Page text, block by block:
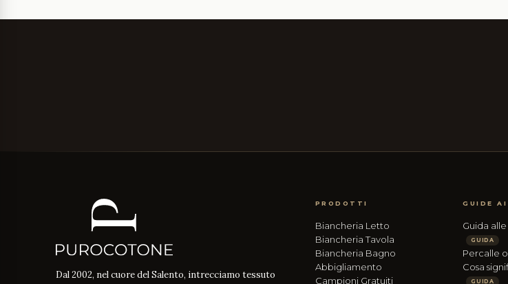
Dal 2002, nel cuore del Salento, intrecciamo tessuto
PRODOTTI
Biancheria Letto
Biancheria Tavola
Biancheria Bagno
Abbigliamento
Campioni Gratuiti
GUIDE
Guida
GUIDA
Percalle o
Cosa
GUIDA